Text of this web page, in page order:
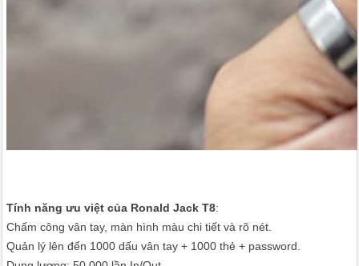
Tính năng ưu việt của Ronald Jack T8:
Chấm công vân tay, màn hình màu chi tiết và rõ nét.
Quản lý lên đến 1000 dấu vân tay + 1000 thẻ + password.